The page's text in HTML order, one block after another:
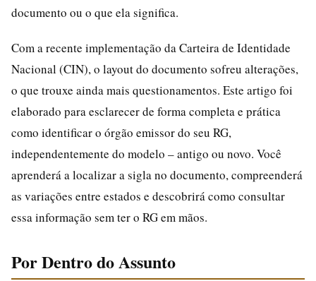
documento ou o que ela significa.
Com a recente implementação da Carteira de Identidade
Nacional (CIN), o layout do documento sofreu alterações,
o que trouxe ainda mais questionamentos. Este artigo foi
elaborado para esclarecer de forma completa e prática
como identificar o órgão emissor do seu RG,
independentemente do modelo – antigo ou novo. Você
aprenderá a localizar a sigla no documento, compreenderá
as variações entre estados e descobrirá como consultar
essa informação sem ter o RG em mãos.
Por Dentro do Assunto